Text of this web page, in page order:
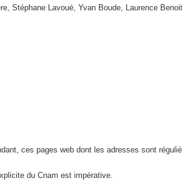
Stéphane Lavoué, Yvan Boude, Laurence Benoit
ces pages web dont les adresses sont
du Cnam est impérative.